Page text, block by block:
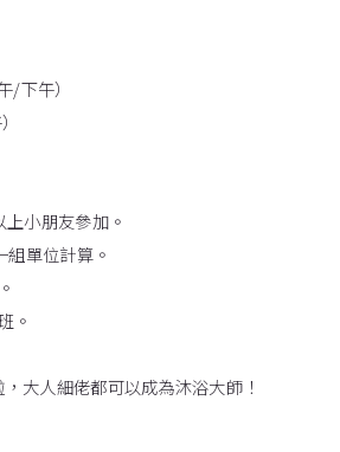
/下午）
小朋友參加。
單位計算。
。
大人細佬都可以成為沐浴大師！